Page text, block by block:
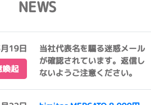
NEWS
19日
喚起
当社代表名を騙る迷惑メール
が確認されています。返信し
ないようご注意ください。